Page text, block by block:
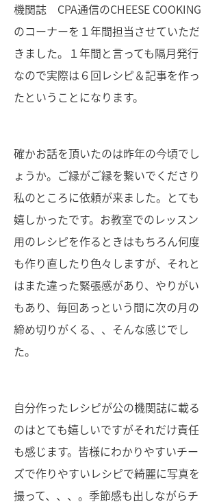
機関誌 CPA通信のCHEESE COOKING
のコーナーを１年間担当させていただ
きました。１年間と言っても隔月発行
なので実際は６回レシピ＆記事を作っ
たということになります。
確かお話を頂いたのは昨年の今頃でし
ょうか。ご縁がご縁を繋いでくださり
私のところに依頼が来ました。とても
嬉しかったです。お教室でのレッスン
用のレシピを作るときはもちろん何度
も作り直したり色々しますが、それと
はまた違った緊張感があり、やりがい
もあり、毎回あっという間に次の月の
締め切りがくる、、そんな感じでし
た。
自分作ったレシピが公の機関誌に載る
のはとても嬉しいですがそれだけ責任
も感じます。皆様にわかりやすいチー
ズで作りやすいレシピで綺麗に写真を
撮って、、、。季節感も出しながらチ